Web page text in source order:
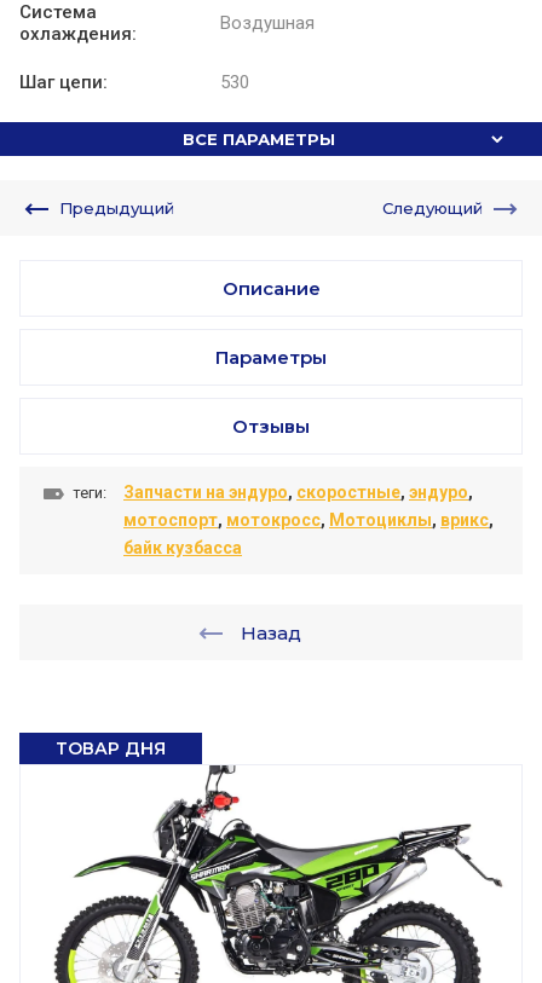
ТОВАР ДНЯ
Система
охлаждения:
Воздушная
Шаг цепи: 530
ВСЕ ПАРАМЕТРЫ
Предыдущий Следующий
Описание
Параметры
Отзывы
теги: Запчасти на эндуро, скоростные, эндуро,
мотоспорт, мотокросс, Мотоциклы, врикс,
байк кузбасса
Назад